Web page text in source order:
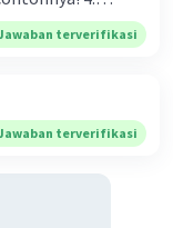
keberagaman
tersebut,
terverifikasi
terverifikasi